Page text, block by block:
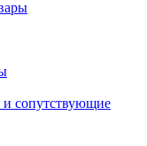
сопутствующие